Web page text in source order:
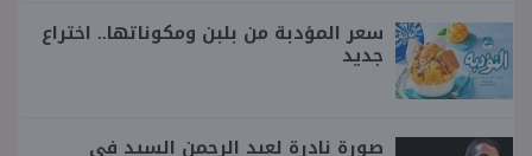
سعر المؤدبة من بلبن ومكوناتها.. اختراع
جديد
صورة نادرة لعبد الرحمن السيد في